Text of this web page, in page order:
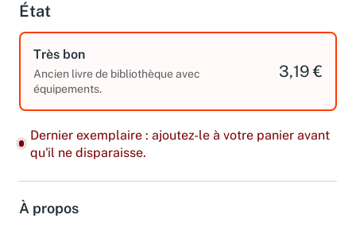
État
Très bon
Ancien livre de bibliothèque avec
équipements.
3,19 €
Dernier exemplaire : ajoutez-le à votre panier avant
qu'il ne disparaisse.
À propos